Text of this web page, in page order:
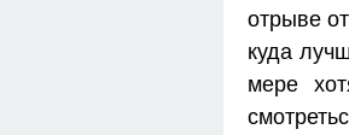
отрыве
куда
мере